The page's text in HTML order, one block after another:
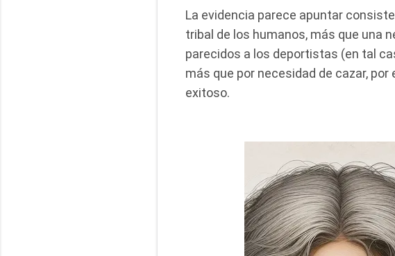
La evidencia parece apuntar
tribal de los humanos, más que una
parecidos a los deportistas (en tal
más que por necesidad de cazar,
exitoso.